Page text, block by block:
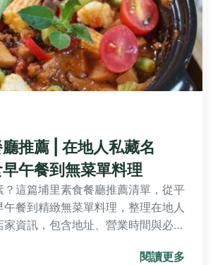
推薦 | 在地人私藏名
午餐到無菜單料理
？這篇埔里素食餐廳推薦清單，從平
餐到精緻無菜單料理，整理在地人
資訊，包含地址、營業時間與必點
閱讀更多